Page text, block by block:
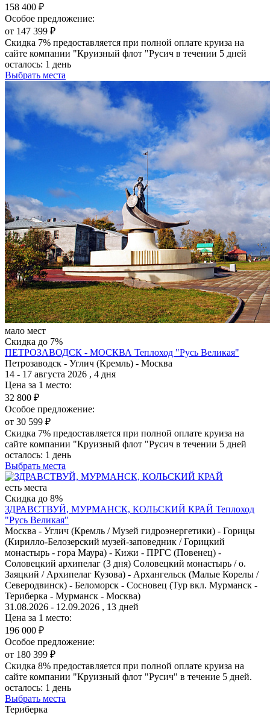
158 400 ₽
Особое предложение:
от 147 399 ₽
Скидка 7% предоставляется при полной оплате круиза на
сайте компании "Круизный флот "Русич в течении 5 дней
осталось: 1 день
Выбрать места
мало мест
Скидка до 7%
ПЕТРОЗАВОДСК - МОСКВА Теплоход "Русь Великая"
Петрозаводск - Углич (Кремль) - Москва
14 - 17 августа 2026 , 4 дня
Цена за 1 место:
32 800 ₽
Особое предложение:
от 30 599 ₽
Скидка 7% предоставляется при полной оплате круиза на
сайте компании "Круизный флот "Русич в течении 5 дней
осталось: 1 день
Выбрать места
есть места
Скидка до 8%
ЗДРАВСТВУЙ, МУРМАНСК, КОЛЬСКИЙ КРАЙ Теплоход
"Русь Великая"
Москва - Углич (Кремль / Музей гидроэнергетики) - Горицы
(Кирилло-Белозерский музей-заповедник / Горицкий
монастырь - гора Маура) - Кижи - ПРГС (Повенец) -
Соловецкий архипелаг (3 дня) Соловецкий монастырь / о.
Заяцкий / Архипелаг Кузова) - Архангельск (Малые Корелы /
Северодвинск) - Беломорск - Сосновец (Тур вкл. Мурманск -
Териберка - Мурманск - Москва)
31.08.2026 - 12.09.2026 , 13 дней
Цена за 1 место:
196 000 ₽
Особое предложение:
от 180 399 ₽
Скидка 8% предоставляется при полной оплате круиза на
сайте компании "Круизный флот "Русич" в течение 5 дней.
осталось: 1 день
Выбрать места
Териберка